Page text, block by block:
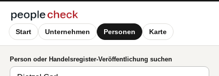
Start Unternehmen Personen Karte
Person oder Handelsregister-Veröffentlichung suchen